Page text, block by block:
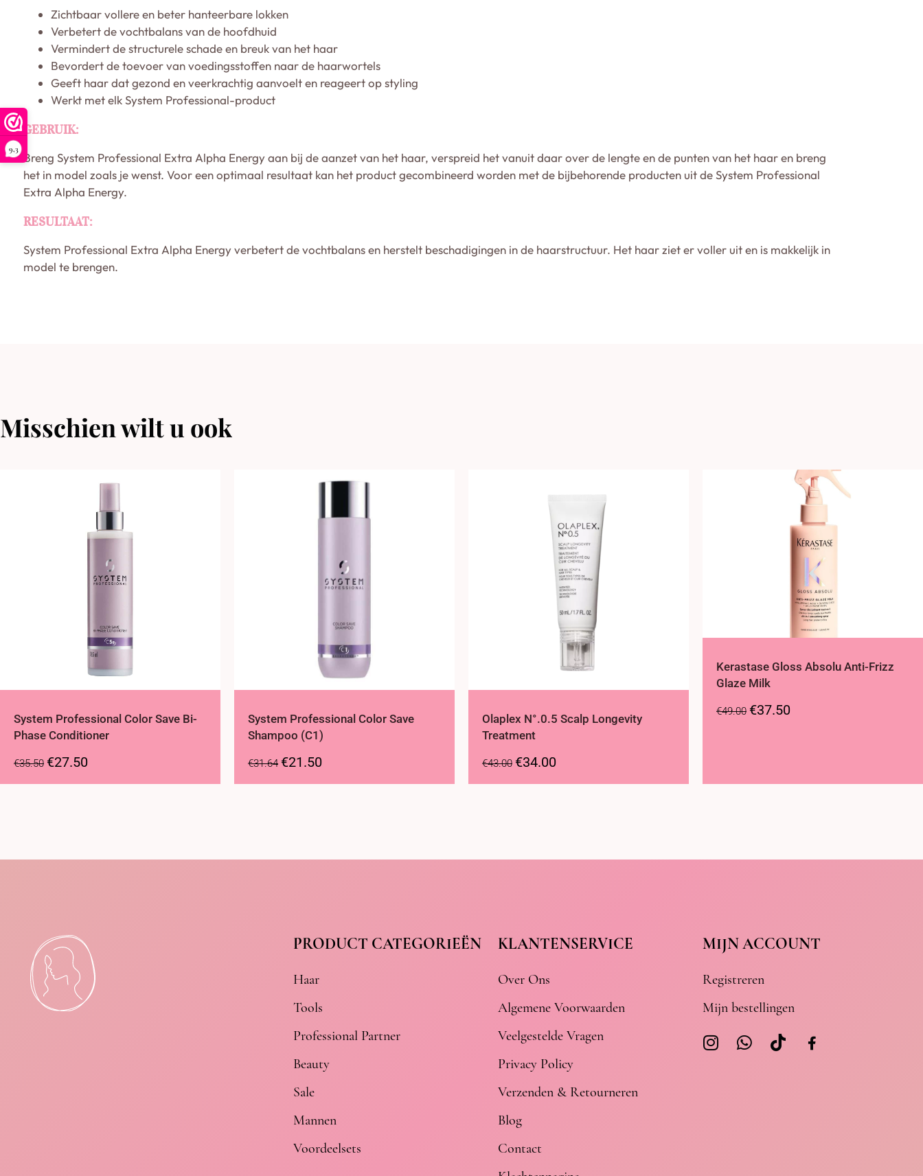
9,3
Zichtbaar vollere en beter hanteerbare lokken
Verbetert de vochtbalans van de hoofdhuid
Vermindert de structurele schade en breuk van het haar
Bevordert de toevoer van voedingsstoffen naar de haarwortels
Geeft haar dat gezond en veerkrachtig aanvoelt en reageert op styling
Werkt met elk System Professional-product
GEBRUIK:
Breng System Professional Extra Alpha Energy aan bij de aanzet van het haar, verspreid het vanuit daar over de lengte en de punten van het haar en breng
het in model zoals je wenst. Voor een optimaal resultaat kan het product gecombineerd worden met de bijbehorende producten uit de System Professional
Extra Alpha Energy.
RESULTAAT:
System Professional Extra Alpha Energy verbetert de vochtbalans en herstelt beschadigingen in de haarstructuur. Het haar ziet er voller uit en is makkelijk in
model te brengen.
Misschien wilt u ook
System Professional Color Save Bi-
Phase Conditioner
€35.50 €27.50
System Professional Color Save
Shampoo (C1)
€31.64 €21.50
Olaplex N°.0.5 Scalp Longevity
Treatment
€43.00 €34.00
Kerastase Gloss Absolu Anti-Frizz
Glaze Milk
€49.00 €37.50
PRODUCT CATEGORIEËN
Haar
Tools
Professional Partner
Beauty
Sale
Mannen
Voordeelsets
KLANTENSERVICE
Over Ons
Algemene Voorwaarden
Veelgestelde Vragen
Privacy Policy
Verzenden & Retourneren
Blog
Contact
MIJN ACCOUNT
Registreren
Mijn bestellingen